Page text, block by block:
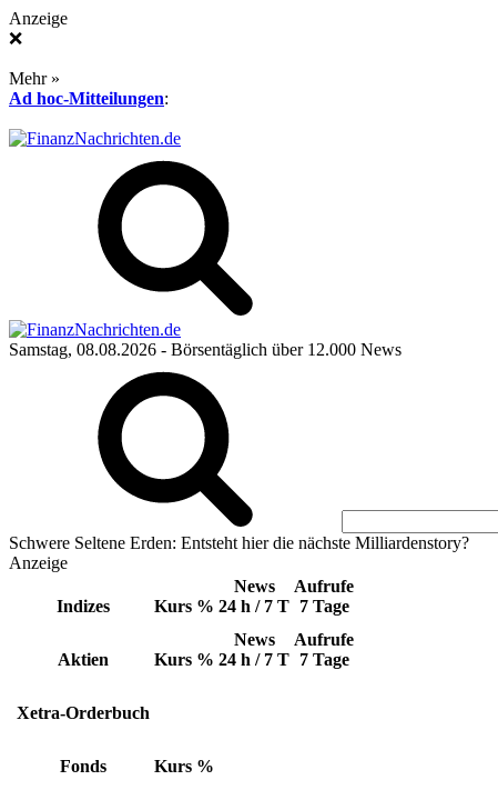
Anzeige
❌
Mehr »
Ad hoc-Mitteilungen:
Samstag, 08.08.2026 - Börsentäglich über 12.000 News
Schwere Seltene Erden: Entsteht hier die nächste Milliardenstory?
Anzeige
Indizes Kurs %
News
24 h / 7 T
Aufrufe
7 Tage
Aktien Kurs %
News
24 h / 7 T
Aufrufe
7 Tage
Xetra-Orderbuch
Fonds Kurs %